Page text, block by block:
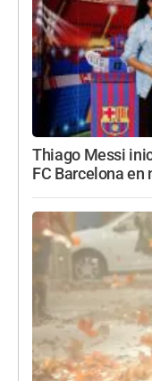
Thiago Messi
FC Barcelona en